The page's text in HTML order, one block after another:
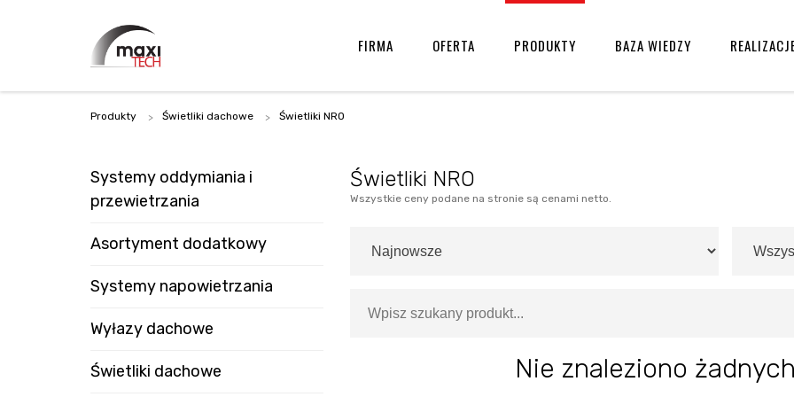
FIRMA OFERTA PRODUKTY BAZA WIEDZY
Produkty Świetliki dachowe Świetliki NRO
Systemy oddymiania i
przewietrzania
Asortyment dodatkowy
Systemy napowietrzania
Wyłazy dachowe
Świetliki dachowe
Świetliki NRO
Wszystkie ceny podane na stronie są cenami netto.
Nie znaleziono